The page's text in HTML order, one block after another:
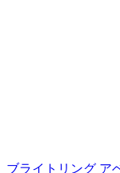
ブライトリング ア